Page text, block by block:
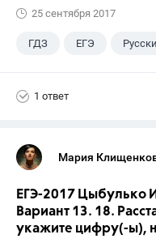
25 сентября 2017
ГДЗ ЕГЭ
1 ответ
Мария
ЕГЭ-2017 Цыбулько
Вариант 13. 18.
укажите цифру(-ы),